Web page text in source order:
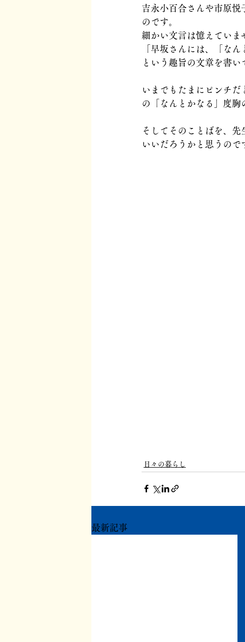
吉永小百合さんや市原悦
のです。
細かい文言は憶えていま
「早坂さんには、「な
という趣旨の文章を書い
いまでもたまにピンチ
の「なんとかなる」度胸
そしてそのことばを、
いいだろうかと思うので
日々の暮らし
最新記事